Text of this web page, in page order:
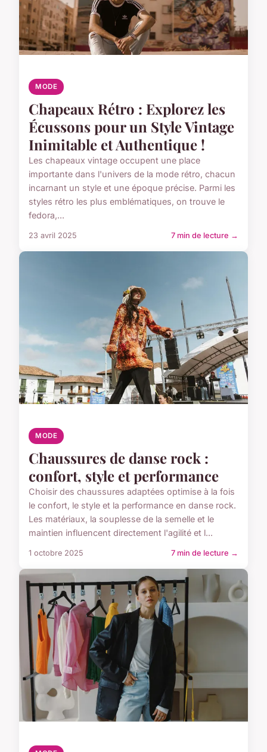
MODE
Chapeaux Rétro : Explorez les
Écussons pour un Style Vintage
Inimitable et Authentique !
Les chapeaux vintage occupent une place
importante dans l'univers de la mode rétro, chacun
incarnant un style et une époque précise. Parmi les
styles rétro les plus emblématiques, on trouve le
fedora,...
23 avril 2025 7 min de lecture →
MODE
Chaussures de danse rock :
confort, style et performance
Choisir des chaussures adaptées optimise à la fois
le confort, le style et la performance en danse rock.
Les matériaux, la souplesse de la semelle et le
maintien influencent directement l'agilité et l...
1 octobre 2025 7 min de lecture →